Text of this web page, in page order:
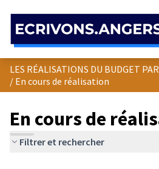
/ En cours de réalisation
En cours de
Filtrer et rechercher